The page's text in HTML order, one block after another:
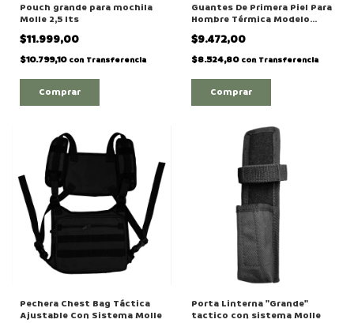
Pouch grande para mochila
Molle 2,5 lts
$11.999,00
$10.799,10 con Transferencia
Comprar
Guantes De Primera Piel Para
Hombre Térmica Modelo
"4051"
$9.472,00
$8.524,80 con Transferencia
Comprar
Pechera Chest Bag Táctica
Ajustable Con Sistema Molle
Porta Linterna "Grande"
tactico con sistema Molle